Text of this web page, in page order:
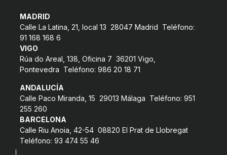
MADRID
Calle La Latina, 21, local 13 28047 Madrid Teléfono:
91 168 168 6
VIGO
Rúa do Areal, 138, Oficina 7 36201 Vigo,
Pontevedra Teléfono: 986 20 18 71
ANDALUCÍA
Calle Paco Miranda, 15 29013 Málaga Teléfono: 951
255 260
BARCELONA
Calle Riu Anoia, 42-54 08820 El Prat de Llobregat
Teléfono: 93 474 55 46
Xarxes socials
COL·LABORA
Fes voluntariat
Fes un donatiu
Treballa amb nosaltres